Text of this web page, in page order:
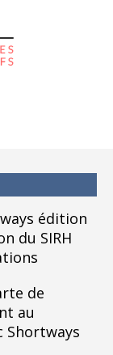
édition
du SIRH
de
au
Shortways